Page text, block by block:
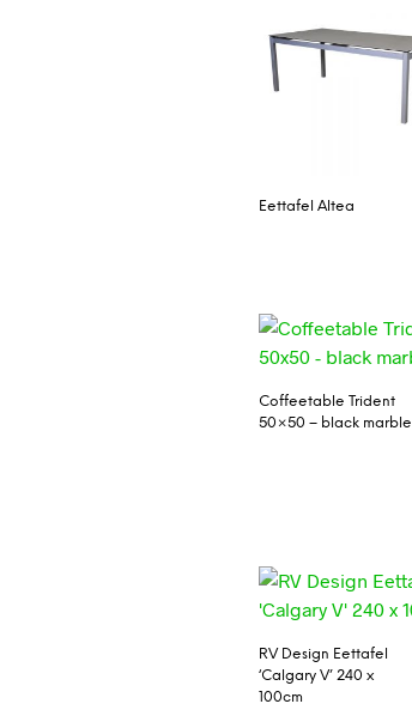
Eettafel Altea
Coffeetable Trident
50×50 – black marble
RV Design Eettafel
‘Calgary V’ 240 x
100cm